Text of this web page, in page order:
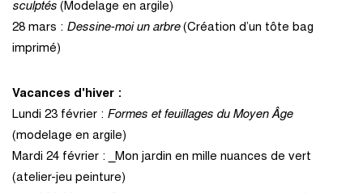
sculptés (Modelage en argile)
28 mars : Dessine-moi un arbre(Création d’un tôte bag
imprimé)
Vacances d'hiver :
Lundi 23 février : Formes et feuillages du Moyen Âge
(modelage en argile)
Mardi 24 février : _Mon jardin en mille nuances de vert
(atelier-jeu peinture)